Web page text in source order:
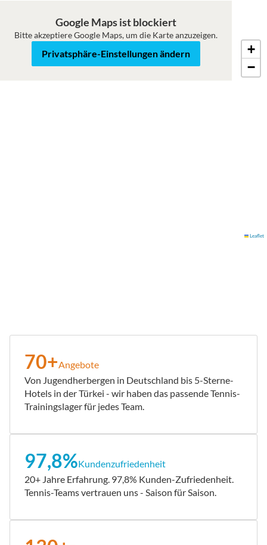
Karte Satellit
+
−
Leaflet
Google Maps ist blockiert
Bitte akzeptiere Google Maps, um die Karte anzuzeigen.
Privatsphäre-Einstellungen ändern
70+Angebote
Von Jugendherbergen in Deutschland bis 5-Sterne-
Hotels in der Türkei - wir haben das passende Tennis-
Trainingslager für jedes Team.
97,8%Kundenzufriedenheit
20+ Jahre Erfahrung. 97,8% Kunden-Zufriedenheit.
Tennis-Teams vertrauen uns - Saison für Saison.